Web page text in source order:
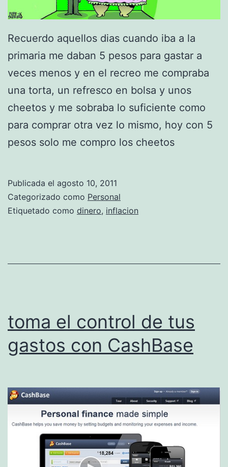
Recuerdo aquellos dias cuando iba a la
primaria me daban 5 pesos para gastar a
veces menos y en el recreo me compraba
una torta, un refresco en bolsa y unos
cheetos y me sobraba lo suficiente como
para comprar otra vez lo mismo, hoy con 5
pesos solo me compro los cheetos
Publicada el agosto 10, 2011
Categorizado como Personal
Etiquetado como dinero, inflacion
toma el control de tus
gastos con CashBase